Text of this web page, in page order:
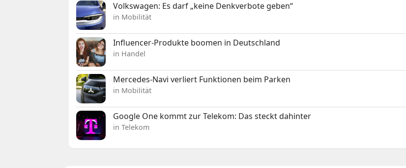
Volkswagen: Es darf „keine Denkverbote geben“
in Mobilität
Influencer-Produkte boomen in Deutschland
in Handel
Mercedes-Navi verliert Funktionen beim Parken
in Mobilität
Google One kommt zur Telekom: Das steckt dahinter
in Telekom